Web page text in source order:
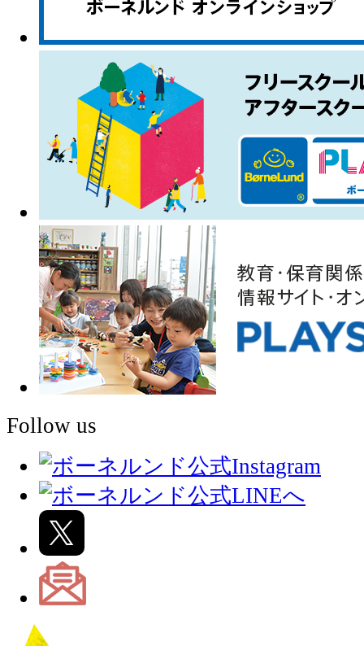
Follow us